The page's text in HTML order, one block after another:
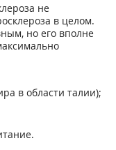
не
в целом.
но его вполне
в области талии);